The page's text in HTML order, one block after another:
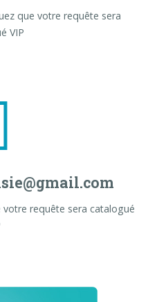
que votre requête sera
VIP
requête sera catalogué